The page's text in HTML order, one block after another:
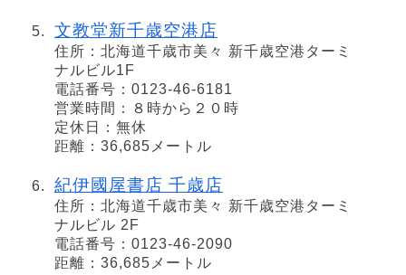
文教堂新千歳空港店
住所：北海道千歳市美々 新千歳空港ターミ
ナルビル1F
電話番号：0123-46-6181
営業時間：８時から２０時
定休日：無休
距離：36,685メートル
紀伊國屋書店 千歳店
住所：北海道千歳市美々 新千歳空港ターミ
ナルビル 2F
電話番号：0123-46-2090
距離：36,685メートル